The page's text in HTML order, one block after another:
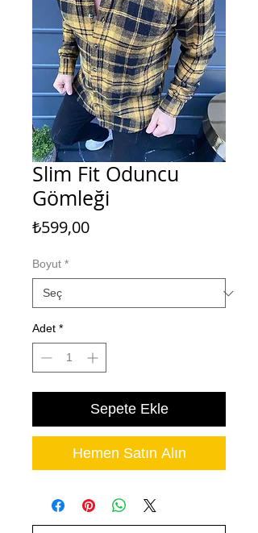
Slim Fit Oduncu
Gömleği
₺599,00Fiyat
Boyut *
Adet *
Sepete Ekle
Hemen Satın Alın